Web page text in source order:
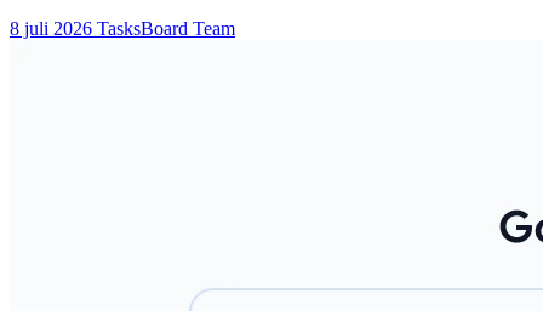
8 juli 2026 TasksBoard Team